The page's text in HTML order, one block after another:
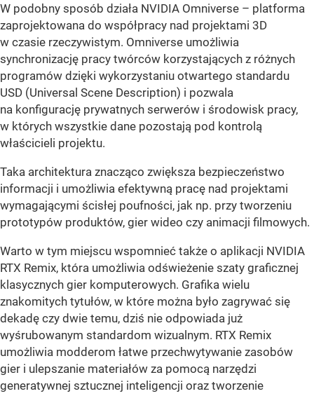
W podobny sposób działa NVIDIA Omniverse – platforma
zaprojektowana do współpracy nad projektami 3D
w czasie rzeczywistym. Omniverse umożliwia
synchronizację pracy twórców korzystających z różnych
programów dzięki wykorzystaniu otwartego standardu
USD (Universal Scene Description) i pozwala
na konfigurację prywatnych serwerów i środowisk pracy,
w których wszystkie dane pozostają pod kontrolą
właścicieli projektu.
Taka architektura znacząco zwiększa bezpieczeństwo
informacji i umożliwia efektywną pracę nad projektami
wymagającymi ścisłej poufności, jak np. przy tworzeniu
prototypów produktów, gier wideo czy animacji filmowych.
Warto w tym miejscu wspomnieć także o aplikacji NVIDIA
RTX Remix, która umożliwia odświeżenie szaty graficznej
klasycznych gier komputerowych. Grafika wielu
znakomitych tytułów, w które można było zagrywać się
dekadę czy dwie temu, dziś nie odpowiada już
wyśrubowanym standardom wizualnym. RTX Remix
umożliwia modderom łatwe przechwytywanie zasobów
gier i ulepszanie materiałów za pomocą narzędzi
generatywnej sztucznej inteligencji oraz tworzenie